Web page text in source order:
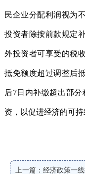
民企业分配利润视为
投资者除按前款规定
外投资者可享受的税
抵免额度超过调整后
后7日内补缴超出部
资，以促进经济的可持
上一篇：经济政策一